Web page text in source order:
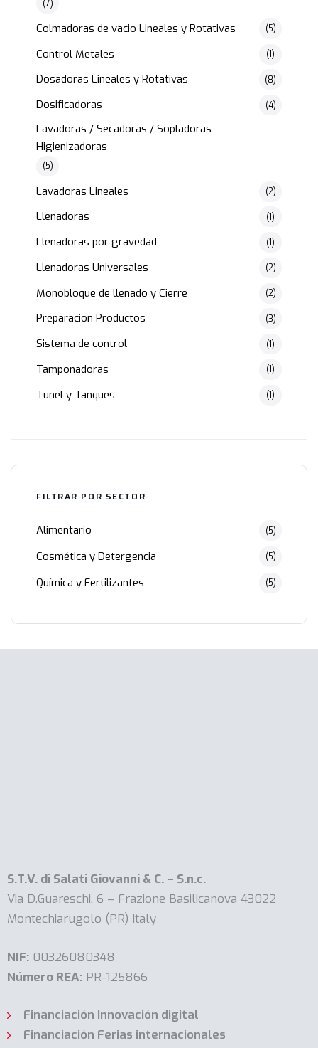
(7)
Colmadoras de vacio Lineales y Rotativas (5)
Control Metales (1)
Dosadoras Lineales y Rotativas (8)
Dosificadoras (4)
Lavadoras / Secadoras / Sopladoras
Higienizadoras
(5)
Lavadoras Lineales (2)
Llenadoras (1)
Llenadoras por gravedad (1)
Llenadoras Universales (2)
Monobloque de llenado y Cierre (2)
Preparacion Productos (3)
Sistema de control (1)
Tamponadoras (1)
Tunel y Tanques (1)
FILTRAR POR SECTOR
Alimentario (5)
Cosmética y Detergencia (5)
Química y Fertilizantes (5)
S.T.V. di Salati Giovanni & C. – S.n.c.
Via D.Guareschi, 6 – Frazione Basilicanova 43022
Montechiarugolo (PR) Italy
NIF: 00326080348
Número REA: PR-125866
Financiación Innovación digital
Financiación Ferias internacionales